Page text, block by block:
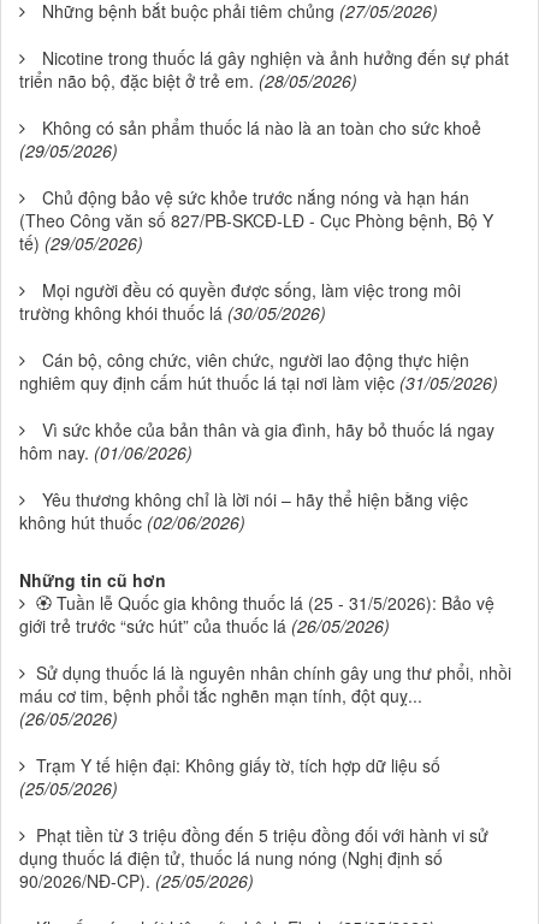
Những bệnh bắt buộc phải tiêm chủng (27/05/2026)
Nicotine trong thuốc lá gây nghiện và ảnh hưởng đến sự phát
triển não bộ, đặc biệt ở trẻ em. (28/05/2026)
Không có sản phẩm thuốc lá nào là an toàn cho sức khoẻ
(29/05/2026)
Chủ động bảo vệ sức khỏe trước nắng nóng và hạn hán
(Theo Công văn số 827/PB-SKCĐ-LĐ - Cục Phòng bệnh, Bộ Y
tế) (29/05/2026)
Mọi người đều có quyền được sống, làm việc trong môi
trường không khói thuốc lá (30/05/2026)
Cán bộ, công chức, viên chức, người lao động thực hiện
nghiêm quy định cấm hút thuốc lá tại nơi làm việc (31/05/2026)
Vì sức khỏe của bản thân và gia đình, hãy bỏ thuốc lá ngay
hôm nay. (01/06/2026)
Yêu thương không chỉ là lời nói – hãy thể hiện bằng việc
không hút thuốc (02/06/2026)
Những tin cũ hơn
🏵 Tuần lễ Quốc gia không thuốc lá (25 - 31/5/2026): Bảo vệ
giới trẻ trước “sức hút” của thuốc lá (26/05/2026)
Sử dụng thuốc lá là nguyên nhân chính gây ung thư phổi, nhồi
máu cơ tim, bệnh phổi tắc nghẽn mạn tính, đột quỵ...
(26/05/2026)
Trạm Y tế hiện đại: Không giấy tờ, tích hợp dữ liệu số
(25/05/2026)
Phạt tiền từ 3 triệu đồng đến 5 triệu đồng đối với hành vi sử
dụng thuốc lá điện tử, thuốc lá nung nóng (Nghị định số
90/2026/NĐ-CP). (25/05/2026)